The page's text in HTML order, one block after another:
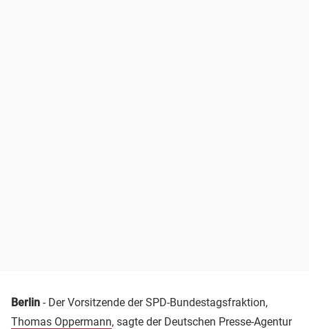
Berlin - Der Vorsitzende der SPD-Bundestagsfraktion,
Thomas Oppermann, sagte der Deutschen Presse-Agentur